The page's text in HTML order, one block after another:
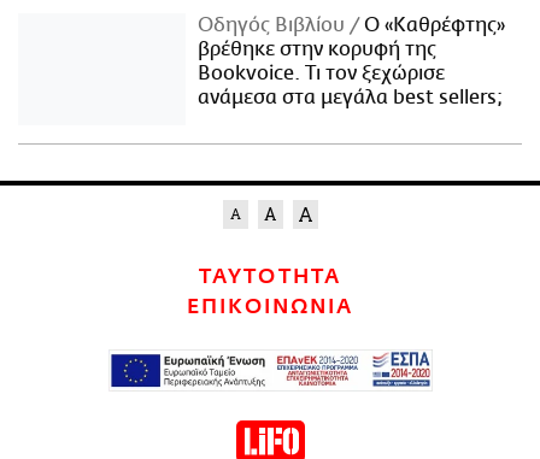
Οδηγός Βιβλίου
Ο «Καθρέφτης»
βρέθηκε στην κορυφή της
Bookvoice. Τι τον ξεχώρισε
ανάμεσα στα μεγάλα best sellers;
ΤΑΥΤΟΤΗΤΑ
ΕΠΙΚΟΙΝΩΝΙΑ